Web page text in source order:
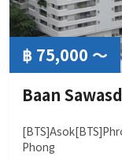
฿ 75,000 ～
[BTS]Asok
Phong